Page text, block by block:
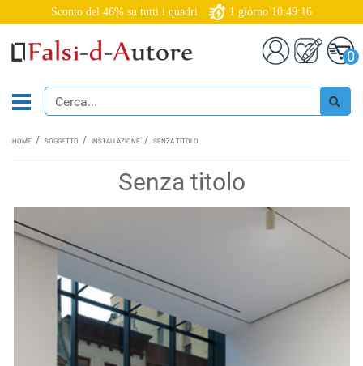
Sconto del 46% su tutti i quadri 1 giorno 10:49:15
0
HOME SOGGETTO INSTALLAZIONE SENZA TITOLO
Senza titolo